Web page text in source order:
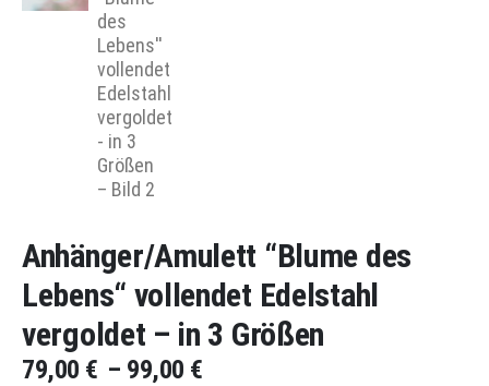
Anhänger/Amulett “Blume des
Lebens“ vollendet Edelstahl
vergoldet – in 3 Größen
79,00 € – 99,00 €